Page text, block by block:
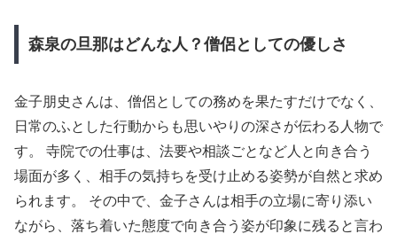
森泉の旦那はどんな人？僧侶としての優しさ
金子朋史さんは、僧侶としての務めを果たすだけでなく、
日常のふとした行動からも思いやりの深さが伝わる人物で
す。 寺院での仕事は、法要や相談ごとなど人と向き合う
場面が多く、相手の気持ちを受け止める姿勢が自然と求め
られます。 その中で、金子さんは相手の立場に寄り添い
ながら、落ち着いた態度で向き合う姿が印象に残ると言わ